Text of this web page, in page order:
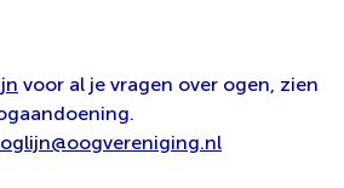
voor al je vragen over ogen, zien